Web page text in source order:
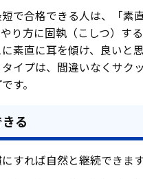
で合格できる人は、「素
り方に固執（こしつ）す
素直に耳を傾け、良いと
イプは、間違いなくサク
す。
る
すれば自然と継続できます